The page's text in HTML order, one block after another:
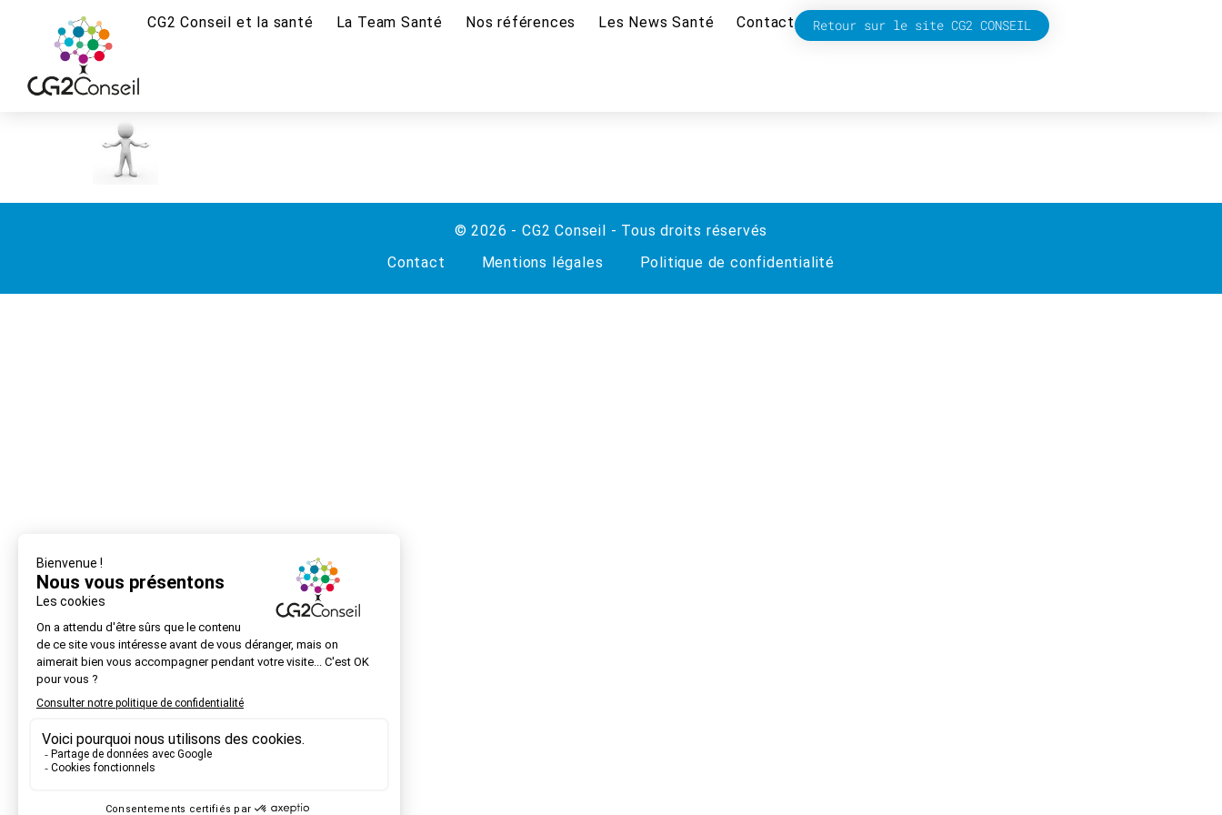
CG2 Conseil et la santé La Team Santé Nos références Les News Santé Contact Retour sur le site CG2 CONSEIL
© 2026 - CG2 Conseil - Tous droits réservés
Contact
Mentions légales Politique de confidentialité